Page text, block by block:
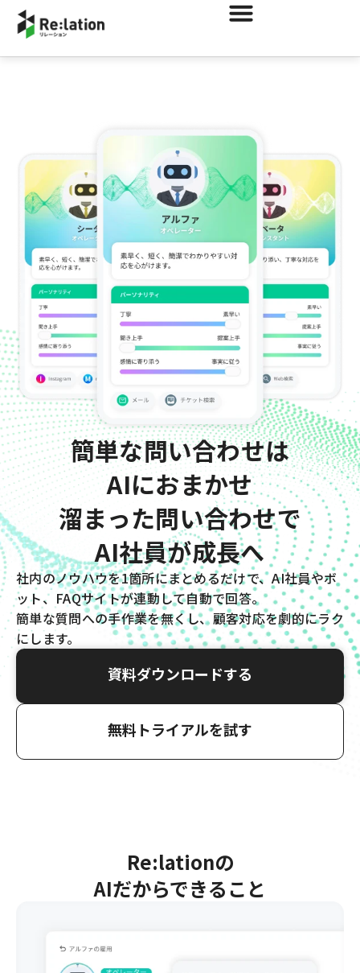
簡単な問い合わせは
AIにおまかせ
溜まった問い合わせで
AI社員が成長へ
社内のノウハウを1箇所にまとめるだけで、AI社員やボ
ット、FAQサイトが連動して自動で回答。
簡単な質問への手作業を無くし、顧客対応を劇的にラク
にします。
資料ダウンロードする
無料トライアルを試す
Re:lationの
AIだからできること